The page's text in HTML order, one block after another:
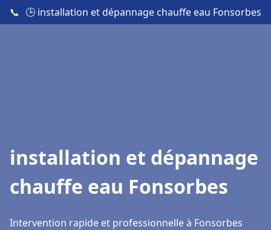
📞 🕒 installation et dépannage chauffe eau Fonsorbes
installation et dépannage
chauffe eau Fonsorbes
Intervention rapide et professionnelle à Fonsorbes